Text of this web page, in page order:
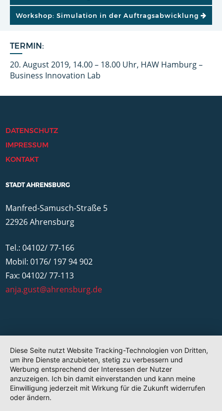
TERMIN:
20. August 2019, 14.00 – 18.00 Uhr, HAW Hamburg –
Business Innovation Lab
Workshop: Simulation in der Auftragsabwicklung
DATENSCHUTZ
IMPRESSUM
KONTAKT
STADT AHRENSBURG
Manfred-Samusch-Straße 5
22926 Ahrensburg
Tel.: 04102/ 77-166
Mobil: 0176/ 197 94 902
Fax: 04102/ 77-113
anja.gust@ahrensburg.de
Diese Seite nutzt Website Tracking-Technologien von Dritten,
um ihre Dienste anzubieten, stetig zu verbessern und
Werbung entsprechend der Interessen der Nutzer
anzuzeigen. Ich bin damit einverstanden und kann meine
Einwilligung jederzeit mit Wirkung für die Zukunft widerrufen
oder ändern.